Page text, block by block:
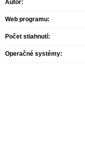
Autor:
Web programu:
Počet stiahnutí:
Operačné systémy: